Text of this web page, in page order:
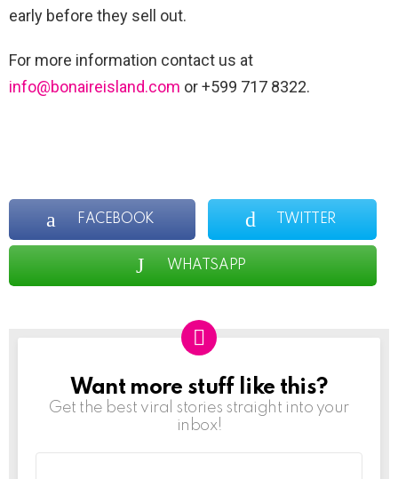
early before they sell out.
For more information contact us at
info@bonaireisland.com or +599 717 8322.
FACEBOOK TWITTER
WHATSAPP
NEWSLETTER
Want more stuff like this?
Get the best viral stories straight into your
inbox!